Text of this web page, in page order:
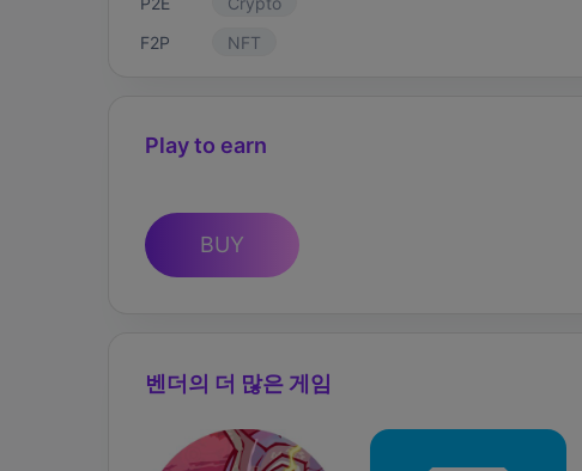
F2P
NFT
Play to earn
BUY
벤더의 더 많은 게임